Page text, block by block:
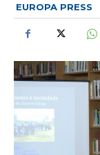
EUROPA PRESS